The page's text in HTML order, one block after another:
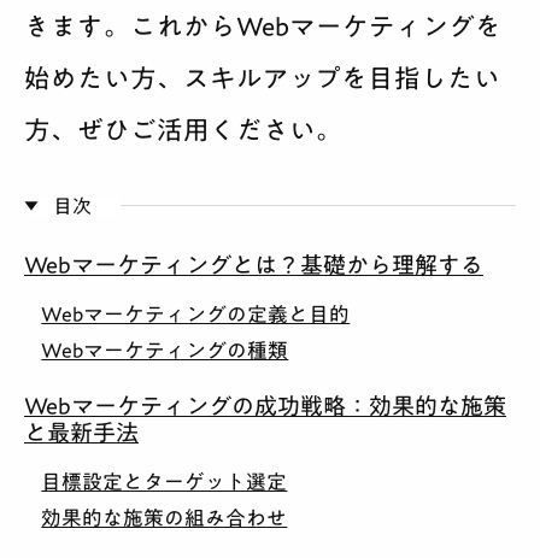
BLOG
相談する
きます。これからWebマーケティングを
始めたい方、スキルアップを目指したい
方、ぜひご活用ください。
目次
Webマーケティングとは？基礎から理解する
Webマーケティングの定義と目的
Webマーケティングの種類
Webマーケティングの成功戦略：効果的な施策
と最新手法
目標設定とターゲット選定
効果的な施策の組み合わせ